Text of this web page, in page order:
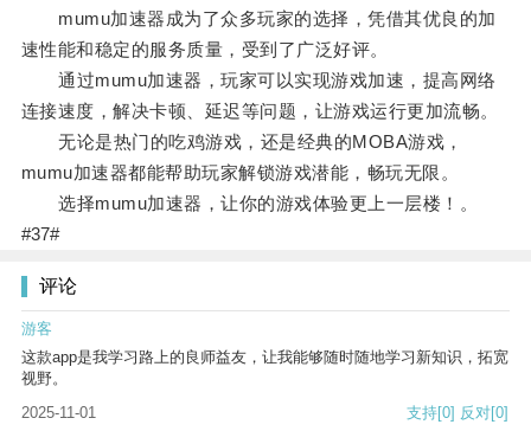
mumu加速器成为了众多玩家的选择，凭借其优良的加
速性能和稳定的服务质量，受到了广泛好评。
通过mumu加速器，玩家可以实现游戏加速，提高网络
连接速度，解决卡顿、延迟等问题，让游戏运行更加流畅。
无论是热门的吃鸡游戏，还是经典的MOBA游戏，
mumu加速器都能帮助玩家解锁游戏潜能，畅玩无限。
选择mumu加速器，让你的游戏体验更上一层楼！。
#37#
评论
游客
这款app是我学习路上的良师益友，让我能够随时随地学习新知识，拓宽
视野。
2025-11-01
支持[0] 反对[0]